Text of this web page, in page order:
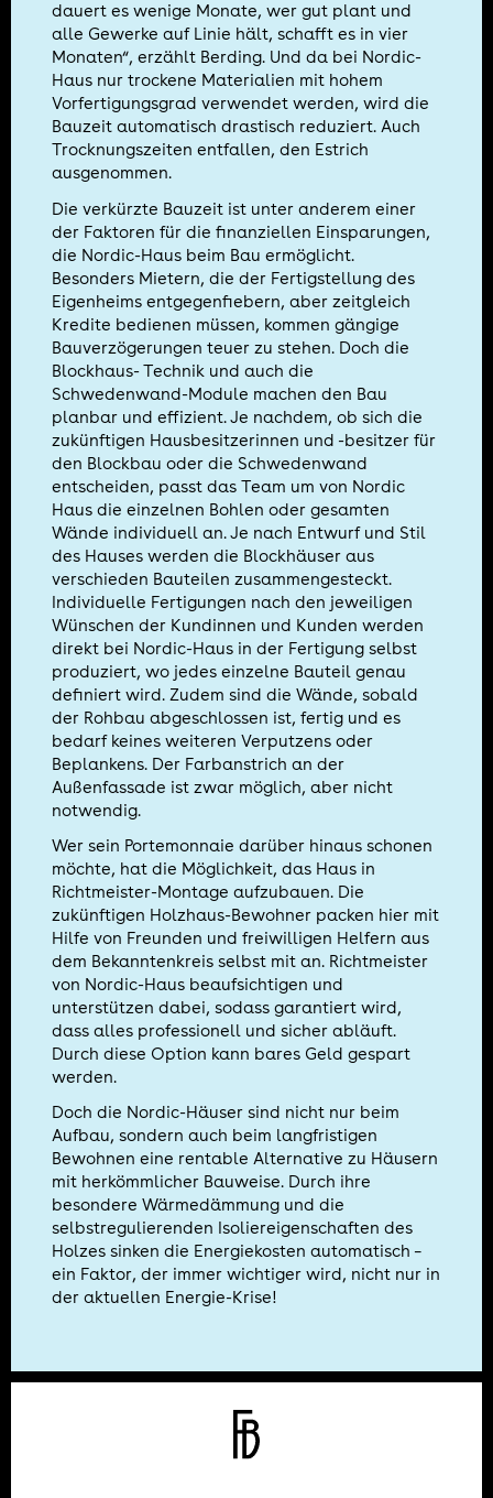
dauert es wenige Monate, wer gut plant und
alle Gewerke auf Linie hält, schafft es in vier
Monaten“, erzählt Berding. Und da bei Nordic-
Haus nur trockene Materialien mit hohem
Vorfertigungsgrad verwendet werden, wird die
Bauzeit automatisch drastisch reduziert. Auch
Trocknungszeiten entfallen, den Estrich
ausgenommen.
Die verkürzte Bauzeit ist unter anderem einer
der Faktoren für die finanziellen Einsparungen,
die Nordic-Haus beim Bau ermöglicht.
Besonders Mietern, die der Fertigstellung des
Eigenheims entgegenfiebern, aber zeitgleich
Kredite bedienen müssen, kommen gängige
Bauverzögerungen teuer zu stehen. Doch die
Blockhaus- Technik und auch die
Schwedenwand-Module machen den Bau
planbar und effizient. Je nachdem, ob sich die
zukünftigen Hausbesitzerinnen und -besitzer für
den Blockbau oder die Schwedenwand
entscheiden, passt das Team um von Nordic
Haus die einzelnen Bohlen oder gesamten
Wände individuell an. Je nach Entwurf und Stil
des Hauses werden die Blockhäuser aus
verschieden Bauteilen zusammengesteckt.
Individuelle Fertigungen nach den jeweiligen
Wünschen der Kundinnen und Kunden werden
direkt bei Nordic-Haus in der Fertigung selbst
produziert, wo jedes einzelne Bauteil genau
definiert wird. Zudem sind die Wände, sobald
der Rohbau abgeschlossen ist, fertig und es
bedarf keines weiteren Verputzens oder
Beplankens. Der Farbanstrich an der
Außenfassade ist zwar möglich, aber nicht
notwendig.
Wer sein Portemonnaie darüber hinaus schonen
möchte, hat die Möglichkeit, das Haus in
Richtmeister-Montage aufzubauen. Die
zukünftigen Holzhaus-Bewohner packen hier mit
Hilfe von Freunden und freiwilligen Helfern aus
dem Bekanntenkreis selbst mit an. Richtmeister
von Nordic-Haus beaufsichtigen und
unterstützen dabei, sodass garantiert wird,
dass alles professionell und sicher abläuft.
Durch diese Option kann bares Geld gespart
werden.
Doch die Nordic-Häuser sind nicht nur beim
Aufbau, sondern auch beim langfristigen
Bewohnen eine rentable Alternative zu Häusern
mit herkömmlicher Bauweise. Durch ihre
besondere Wärmedämmung und die
selbstregulierenden Isoliereigenschaften des
Holzes sinken die Energiekosten automatisch –
ein Faktor, der immer wichtiger wird, nicht nur in
der aktuellen Energie-Krise!